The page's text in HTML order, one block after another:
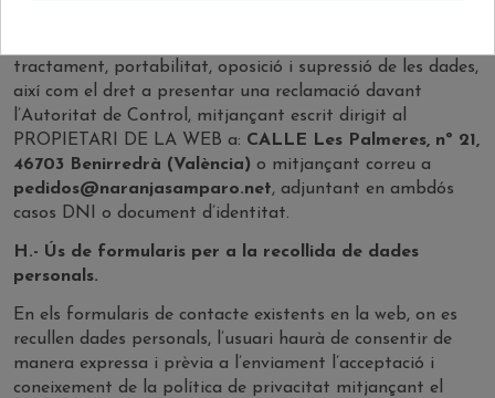
tractament, portabilitat, oposició i supressió de les dades,
així com el dret a presentar una reclamació davant
l’Autoritat de Control, mitjançant escrit dirigit al
PROPIETARI DE LA WEB a: CALLE Les Palmeres, nº 21,
46703 Benirredrà (València) o mitjançant correu a
pedidos@naranjasamparo.net, adjuntant en ambdós
casos DNI o document d’identitat.
H.- Ús de formularis per a la recollida de dades
personals.
En els formularis de contacte existents en la web, on es
recullen dades personals, l’usuari haurà de consentir de
manera expressa i prèvia a l’enviament l’acceptació i
coneixement de la política de privacitat mitjançant el